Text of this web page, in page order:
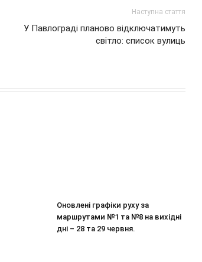
Наступна стаття
У Павлограді планово відключатимуть
світло: список вулиць
Оновлені графіки руху за
маршрутами №1 та №8 на вихідні
дні – 28 та 29 червня.